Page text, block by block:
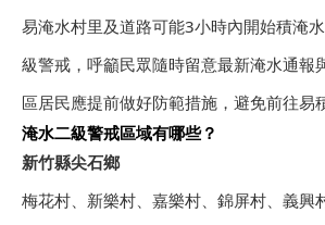
易淹水村里及道路可能3小時內開始積淹
級警戒，呼籲民眾隨時留意最新淹水通報
區居民應提前做好防範措施，避免前往易
淹水二級警戒區域有哪些？
新竹縣尖石鄉
梅花村、新樂村、嘉樂村、錦屏村、義興